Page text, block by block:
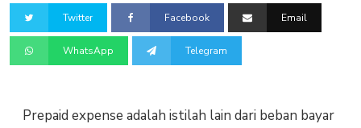
Twitter Facebook Email
WhatsApp Telegram
Prepaid expense adalah istilah lain dari beban bayar